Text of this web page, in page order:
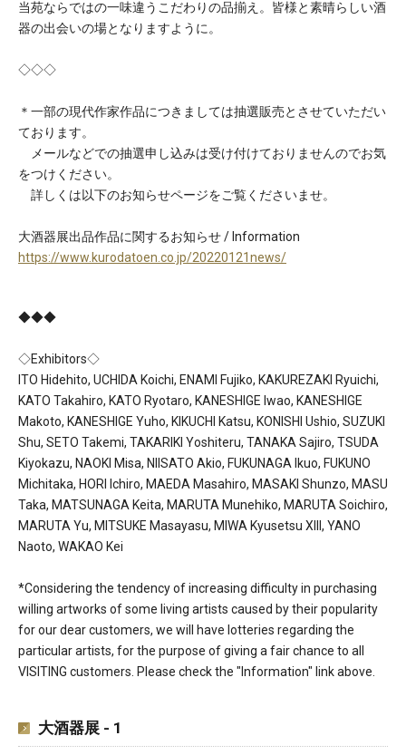
当苑ならではの一味違うこだわりの品揃え。皆様と素晴らしい酒
器の出会いの場となりますように。
◇◇◇
＊一部の現代作家作品につきましては抽選販売とさせていただい
ております。
メールなどでの抽選申し込みは受け付けておりませんのでお気
をつけください。
詳しくは以下のお知らせページをご覧くださいませ。
大酒器展出品作品に関するお知らせ / Information
https://www.kurodatoen.co.jp/20220121news/
◆◆◆
◇Exhibitors◇
ITO Hidehito, UCHIDA Koichi, ENAMI Fujiko, KAKUREZAKI Ryuichi,
KATO Takahiro, KATO Ryotaro, KANESHIGE Iwao, KANESHIGE
Makoto, KANESHIGE Yuho, KIKUCHI Katsu, KONISHI Ushio, SUZUKI
Shu, SETO Takemi, TAKARIKI Yoshiteru, TANAKA Sajiro, TSUDA
Kiyokazu, NAOKI Misa, NIISATO Akio, FUKUNAGA Ikuo, FUKUNO
Michitaka, HORI Ichiro, MAEDA Masahiro, MASAKI Shunzo, MASU
Taka, MATSUNAGA Keita, MARUTA Munehiko, MARUTA Soichiro,
MARUTA Yu, MITSUKE Masayasu, MIWA Kyusetsu XIII, YANO
Naoto, WAKAO Kei
*Considering the tendency of increasing difficulty in purchasing
willing artworks of some living artists caused by their popularity
for our dear customers, we will have lotteries regarding the
particular artists, for the purpose of giving a fair chance to all
VISITING customers. Please check the "Information" link above.
大酒器展 - 1